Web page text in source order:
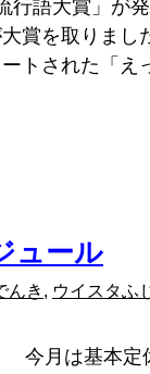
行語大賞」が
賞を取りま
トされた「え
ュール
んき , ウイスタふ
今月は基本定